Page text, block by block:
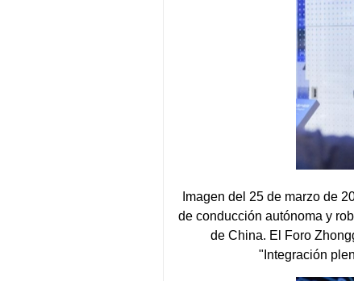
Imagen del 25 de marzo de
de conducción autónoma y
de China. El Foro
"Integración